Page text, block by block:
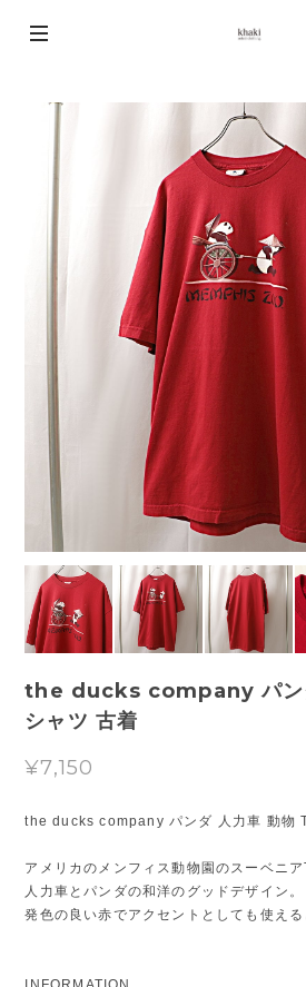
the ducks company パン
シャツ 古着
¥7,150
the ducks company パンダ 人力車 動物 T
アメリカのメンフィス動物園のスーベニア
人力車とパンダの和洋のグッドデザイン。
発色の良い赤でアクセントとしても使える